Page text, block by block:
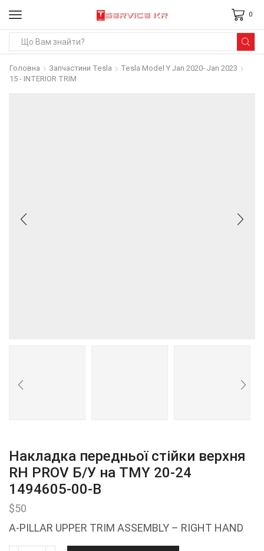
0
Головна Запчастини Tesla
Tesla Model Y Jan 2020- Jan 2023
15 - INTERIOR TRIM
Накладка передньої стійки верхня
RH PROV Б/У на ТМY 20-24
1494605-00-В
$50
A-PILLAR UPPER TRIM ASSEMBLY – RIGHT HAND